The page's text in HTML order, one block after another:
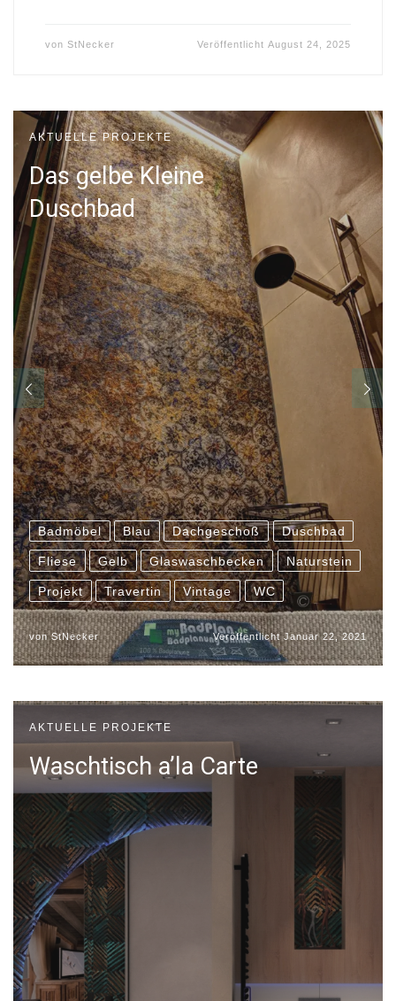
von StNecker VeröffentlichtAugust 24, 2025
AKTUELLE PROJEKTE
Das gelbe Kleine
Duschbad
Badmöbel Blau Dachgeschoß Duschbad
Fliese Gelb Glaswaschbecken Naturstein
Projekt Travertin Vintage WC
vonStNecker VeröffentlichtJanuar 22, 2021
AKTUELLE PROJEKTE
Waschtisch a’la Carte